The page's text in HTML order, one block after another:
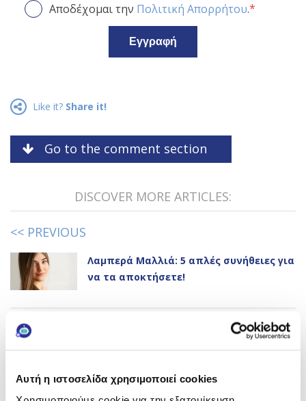
Αυτή η ιστοσελίδα χρησιμοποιεί cookies
Αποδέχομαι την Πολιτική Απορρήτου.*
Εγγραφή
Like it? Share it!
Go to the comment section
DISCOVER MORE ARTICLES:
<< PREVIOUS
Λαμπερά Μαλλιά: 5 απλές συνήθειες για
να τα αποκτήσετε!
NEXT >>
Μενού